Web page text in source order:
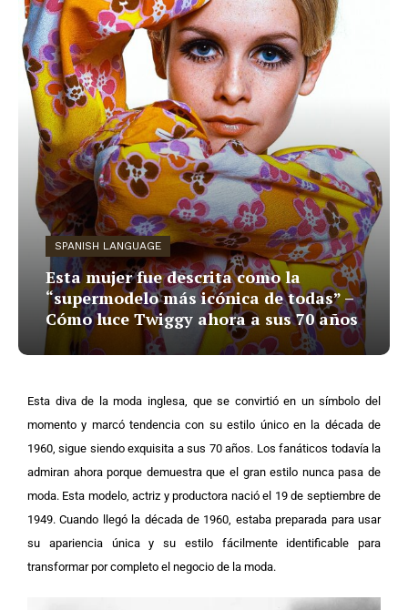
SPANISH LANGUAGE
Esta mujer fue descrita como la
“supermodelo más icónica de todas” –
Cómo luce Twiggy ahora a sus 70 años
Esta diva de la moda inglesa, que se convirtió en un símbolo del
momento y marcó tendencia con su estilo único en la década de
1960, sigue siendo exquisita a sus 70 años. Los fanáticos todavía la
admiran ahora porque demuestra que el gran estilo nunca pasa de
moda. Esta modelo, actriz y productora nació el 19 de septiembre de
1949. Cuando llegó la década de 1960, estaba preparada para usar
su apariencia única y su estilo fácilmente identificable para
transformar por completo el negocio de la moda.